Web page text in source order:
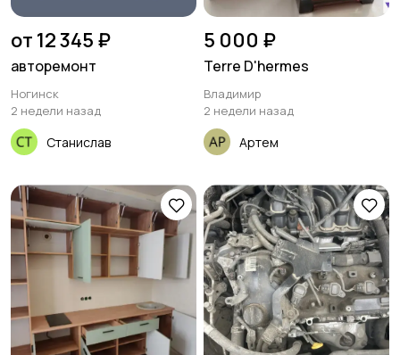
от 12 345 ₽
авторемонт
Ногинск
2 недели назад
Станислав
5 000 ₽
Terre D'hermes
Владимир
2 недели назад
Артем